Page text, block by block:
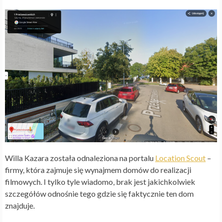
Willa Kazara została odnaleziona na portalu Location Scout –
firmy, która zajmuje się wynajmem domów do realizacji
filmowych. I tylko tyle wiadomo, brak jest jakichkolwiek
szczegółów odnośnie tego gdzie się faktycznie ten dom
znajduje.